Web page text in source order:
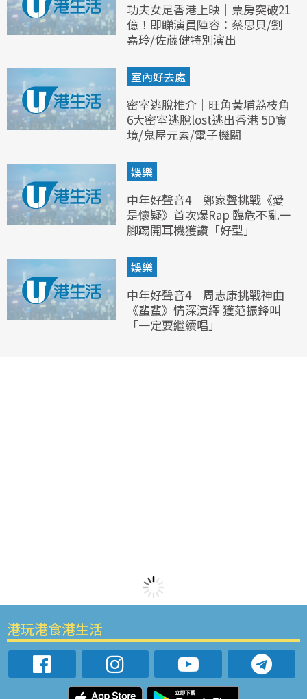
功夫女足香港上映｜票房突破21
億！即睇演員陣容：蔡思貝/劉
嘉玲/佐藤健特別演出
室內好去處
密室逃脫推介｜旺角黃埔荔枝角
6大密室逃脫lost逃出香港 5D實
境/鬼屋元素/電子機關
娛樂
中年好聲音4｜鄭家聲挑戰《愛
是懷疑》首次爆Rap 臨危不亂一
腳踢開耳機獲讚「好型」
娛樂
中年好聲音4｜周志康挑戰神曲
《蜚蜚》情深演繹 獲范振鋒叫
「一定要繼續唱」
港玩港食港生活